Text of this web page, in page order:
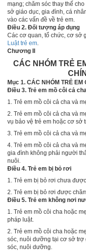
mạng; chăm sóc thay thế
sở giáo dục, gia đình, cá
vào các vấn đề về trẻ em.
Điều 2. Đối tượng áp dụng
Các cơ quan, tổ chức, cơ sở
Luật trẻ em
Chương II
CÁC NHÓM TRẺ
Mục 1. CÁC NHÓM TRẺ
Điều 3. Trẻ em mồ côi cả
1. Trẻ em mồ côi cả cha và
2. Trẻ em mồ côi cả cha và
vụ bảo vệ trẻ em hoặc cơ sở
3. Trẻ em mồ côi cả cha và
4. Trẻ em mồ côi cả cha và
gia đình không phải người
nuôi.
Điều 4. Trẻ em bị bỏ rơi
1. Trẻ em bị bỏ rơi chưa
2. Trẻ em bị bỏ rơi được
Điều 5. Trẻ em không nơi
1. Trẻ em mồ côi cha hoặc
pháp luật.
2. Trẻ em mồ côi cha hoặc
sóc, nuôi dưỡng tại cơ sở trợ
sóc, nuôi dưỡng.